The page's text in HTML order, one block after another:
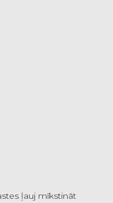
ļauj mīkstināt